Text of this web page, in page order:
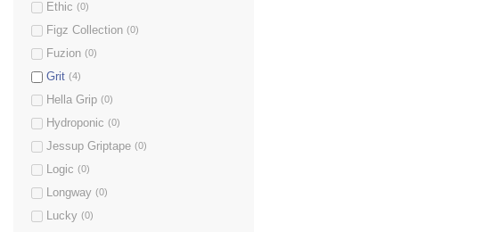
Ethic (0)
Figz Collection (0)
Fuzion (0)
Grit (4)
Hella Grip (0)
Hydroponic (0)
Jessup Griptape (0)
Logic (0)
Longway (0)
Lucky (0)